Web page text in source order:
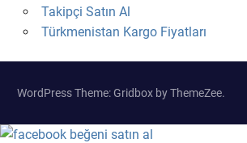
Takipçi Satın Al
Türkmenistan Kargo Fiyatları
WordPress Theme: Gridbox by ThemeZee.